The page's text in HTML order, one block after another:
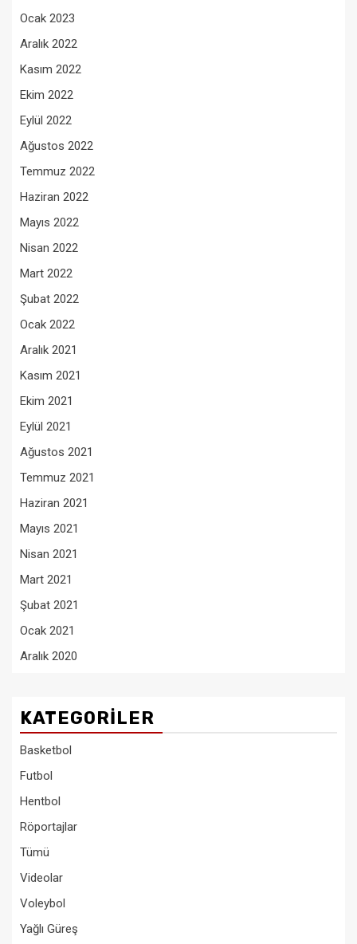
Ocak 2023
Aralık 2022
Kasım 2022
Ekim 2022
Eylül 2022
Ağustos 2022
Temmuz 2022
Haziran 2022
Mayıs 2022
Nisan 2022
Mart 2022
Şubat 2022
Ocak 2022
Aralık 2021
Kasım 2021
Ekim 2021
Eylül 2021
Ağustos 2021
Temmuz 2021
Haziran 2021
Mayıs 2021
Nisan 2021
Mart 2021
Şubat 2021
Ocak 2021
Aralık 2020
KATEGORILER
Basketbol
Futbol
Hentbol
Röportajlar
Tümü
Videolar
Voleybol
Yağlı Güreş